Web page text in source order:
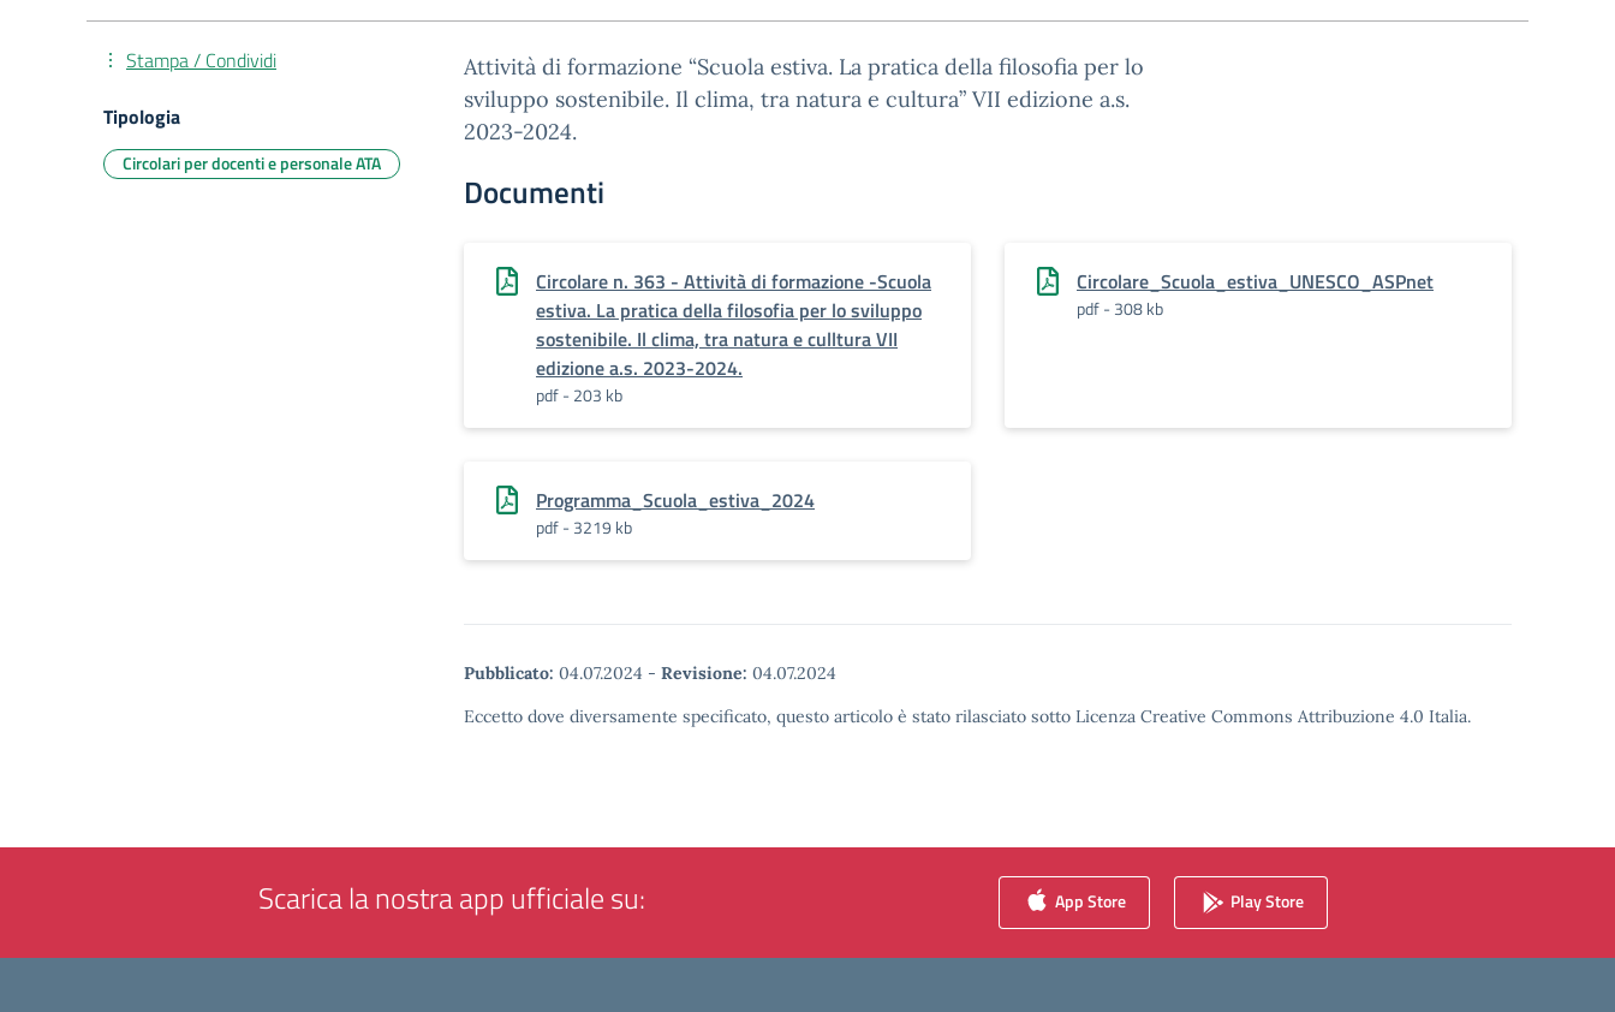
Attività di formazione “Scuola estiva. La pratica della filosofia per lo
sviluppo sostenibile. Il clima, tra natura e cultura” VII edizione a.s.
2023-2024.
Documenti
Circolare n. 363 - Attività di formazione -Scuola
estiva. La pratica della filosofia per lo sviluppo
sostenibile. Il clima, tra natura e culltura VII
edizione a.s. 2023-2024.
pdf - 203 kb
Circolare_Scuola_estiva_UNESCO_ASPnet
pdf - 308 kb
Programma_Scuola_estiva_2024
pdf - 3219 kb
Pubblicato: 04.07.2024 - Revisione: 04.07.2024
Eccetto dove diversamente specificato, questo articolo è stato rilasciato sotto Licenza Creative Commons Attribuzione 4.0 Italia.
Stampa / Condividi
Tipologia
Circolari per docenti e personale ATA
Scarica la nostra app ufficiale su: App Store Play Store